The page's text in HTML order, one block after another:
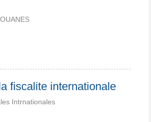
fiscalite internationale
Intrnationales